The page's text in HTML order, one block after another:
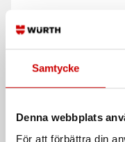
Samtycke
Denna webbplats
För att förbättra din
Skaltång A 280
Kabelkniv med inställning